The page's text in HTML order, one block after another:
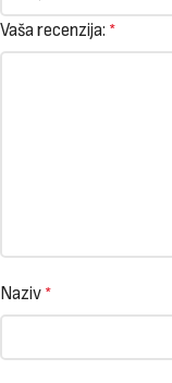
Vaša recenzija: *
Naziv *